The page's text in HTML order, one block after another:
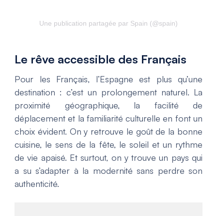
Une publication partagée par Spain (@spain)
Le rêve accessible des Français
Pour les Français, l’Espagne est plus qu’une
destination : c’est un prolongement naturel. La
proximité géographique, la facilité de
déplacement et la familiarité culturelle en font un
choix évident. On y retrouve le goût de la bonne
cuisine, le sens de la fête, le soleil et un rythme
de vie apaisé. Et surtout, on y trouve un pays qui
a su s’adapter à la modernité sans perdre son
authenticité.